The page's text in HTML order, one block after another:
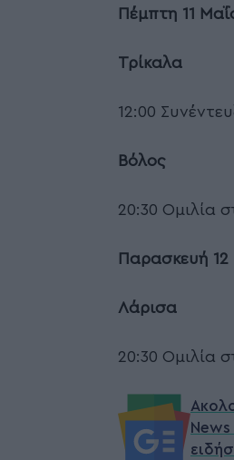
Πέμπτη 11
Τρίκαλα
12:00
Βόλος
20:30 Ομιλία
Παρασκευή 12
Λάρισα
20:30 Ομιλία